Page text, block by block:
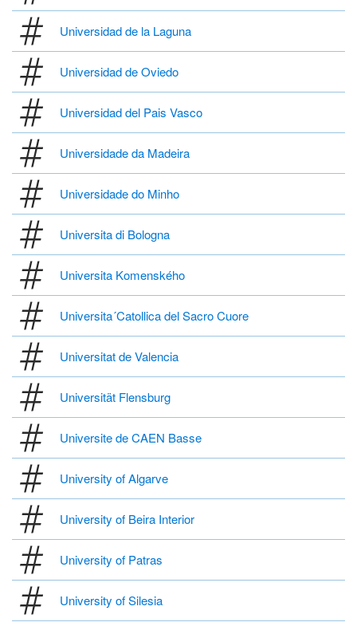
Universidad de la Laguna
Universidad de Oviedo
Universidad del Pais Vasco
Universidade da Madeira
Universidade do Minho
Universita di Bologna
Universita Komenského
Universita´Catollica del Sacro Cuore
Universitat de Valencia
Universität Flensburg
Universite de CAEN Basse
University of Algarve
University of Beira Interior
University of Patras
University of Silesia